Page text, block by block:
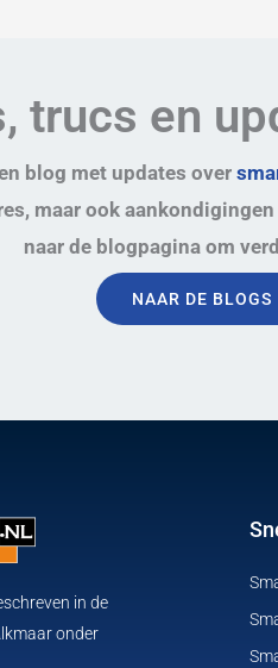
trucs en
blog met updates over
maar ook
naar de blogpagina om
NAAR DE BLOGS
in de
onder